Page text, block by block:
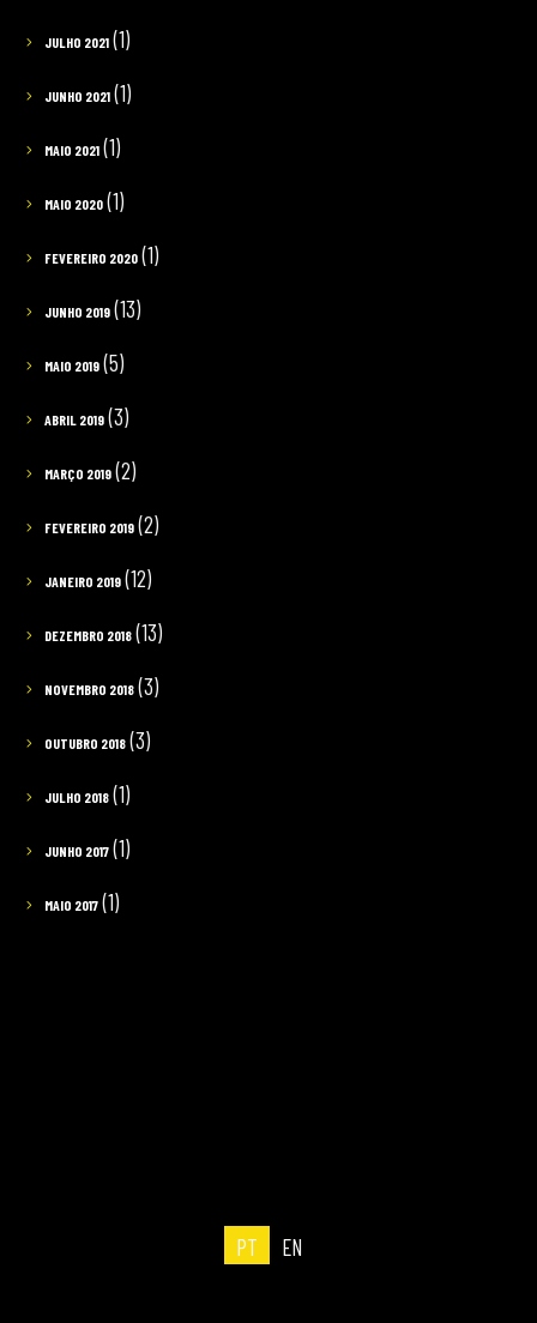
JULHO 2021(1)
JUNHO 2021(1)
MAIO 2021(1)
MAIO 2020(1)
FEVEREIRO 2020(1)
JUNHO 2019(13)
MAIO 2019(5)
ABRIL 2019(3)
MARÇO 2019(2)
FEVEREIRO 2019(2)
JANEIRO 2019(12)
DEZEMBRO 2018(13)
NOVEMBRO 2018(3)
OUTUBRO 2018(3)
JULHO 2018(1)
JUNHO 2017(1)
MAIO 2017(1)
PT EN